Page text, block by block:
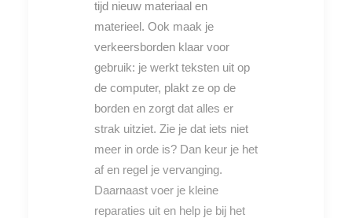
tijd nieuw materiaal en
materieel. Ook maak je
verkeersborden klaar voor
gebruik: je werkt teksten uit op
de computer, plakt ze op de
borden en zorgt dat alles er
strak uitziet. Zie je dat iets niet
meer in orde is? Dan keur je het
af en regel je vervanging.
Daarnaast voer je kleine
reparaties uit en help je bij het